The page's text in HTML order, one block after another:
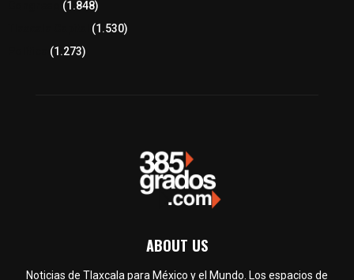
(1.848)
(1.530)
(1.273)
ABOUT US
Noticias de Tlaxcala para México y el Mundo. Los espacios de